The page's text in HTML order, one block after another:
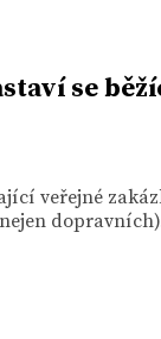
se
veřejné